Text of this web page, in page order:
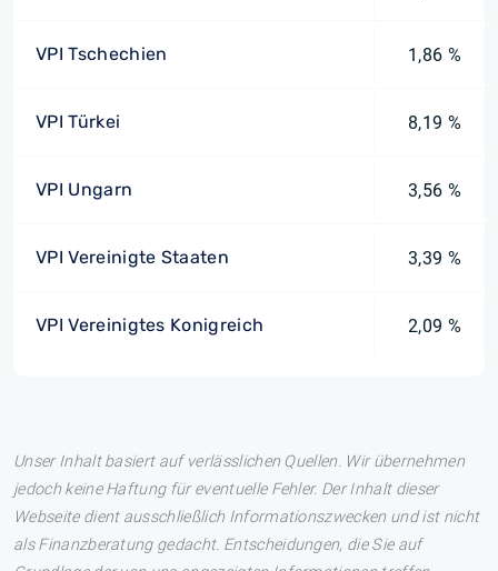
VPI Tschechien 1,86 %
VPI Türkei 8,19 %
VPI Ungarn 3,56 %
VPI Vereinigte Staaten 3,39 %
VPI Vereinigtes Konigreich 2,09 %
Unser Inhalt basiert auf verlässlichen Quellen. Wir übernehmen
jedoch keine Haftung für eventuelle Fehler. Der Inhalt dieser
Webseite dient ausschließlich Informationszwecken und ist nicht
als Finanzberatung gedacht. Entscheidungen, die Sie auf